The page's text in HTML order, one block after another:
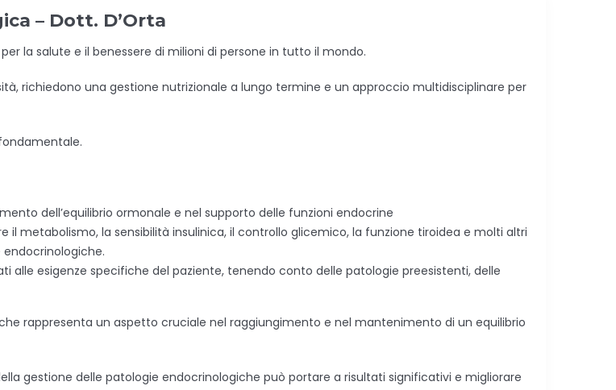
– Dott. D’Orta
la salute e il benessere di milioni di persone in tutto il mondo.
richiedono una gestione nutrizionale a lungo termine e un approccio multidisciplinare per
dell’equilibrio ormonale e nel supporto delle funzioni endocrine
metabolismo, la sensibilità insulinica, il controllo glicemico, la funzione tiroidea e molti altri
alle esigenze specifiche del paziente, tenendo conto delle patologie preesistenti, delle
rappresenta un aspetto cruciale nel raggiungimento e nel mantenimento di un equilibrio
gestione delle patologie endocrinologiche può portare a risultati significativi e migliorare